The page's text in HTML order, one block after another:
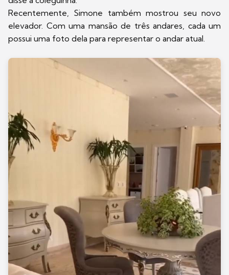
Recentemente, Simone também mostrou seu novo
elevador. Com uma mansão de três andares, cada um
possui uma foto dela para representar o andar atual.